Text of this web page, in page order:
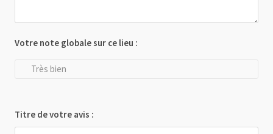
Votre note globale sur ce lieu :
Très bien
Titre de votre avis :